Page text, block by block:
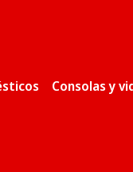
Consolas y